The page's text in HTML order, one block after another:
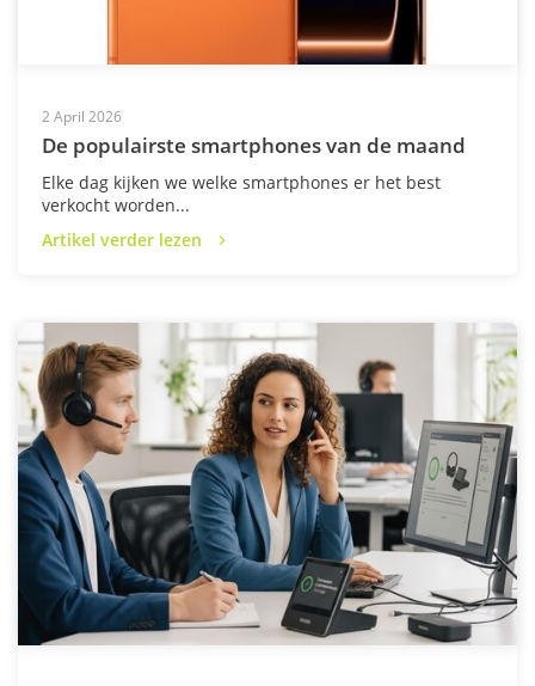
2 April 2026
De populairste smartphones van de maand
Elke dag kijken we welke smartphones er het best
verkocht worden...
Artikel verder lezen